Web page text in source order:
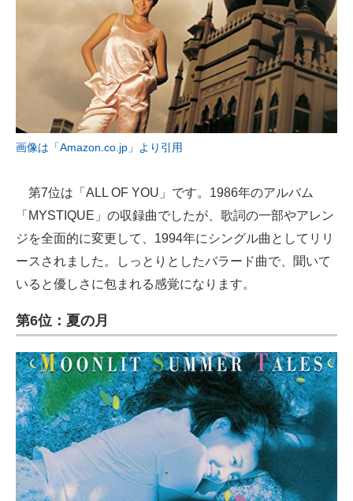
画像は「Amazon.co.jp」より引用
第7位は「ALL OF YOU」です。1986年のアルバム
「MYSTIQUE」の収録曲でしたが、歌詞の一部やアレン
ジを全面的に変更して、1994年にシングル曲としてリリ
ースされました。しっとりとしたバラード曲で、聞いて
いると優しさに包まれる感覚になります。
第6位：夏の月